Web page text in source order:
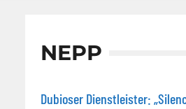
NEPP
Dubioser Dienstleister: